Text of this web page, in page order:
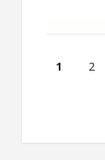
1 2